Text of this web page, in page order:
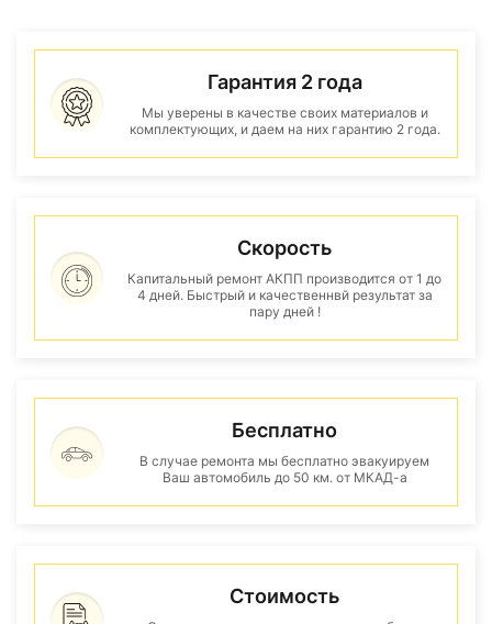
Гарантия 2 года
Мы уверены в качестве своих материалов и
комплектующих, и даем на них гарантию 2 года.
Скорость
Капитальный ремонт АКПП производится от 1 до
4 дней. Быстрый и качественнвй результат за
пару дней !
Бесплатно
В случае ремонта мы бесплатно эвакуируем
Ваш автомобиль до 50 км. от МКАД-а
Стоимость